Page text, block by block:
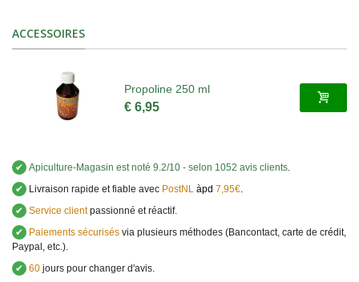
ACCESSOIRES
Propoline 250 ml
€ 6,95
✔ Apiculture-Magasin est noté 9.2/10 - selon 1052 avis clients.
✔
Livraison rapide et fiable avec PostNL àpd 7,95€.
✔ Service clientpassionné et réactif.
✔
Paiements sécurisés via plusieurs méthodes (Bancontact, carte de crédit,
Paypal, etc.).
✔ 60 jours pour changer d'avis.